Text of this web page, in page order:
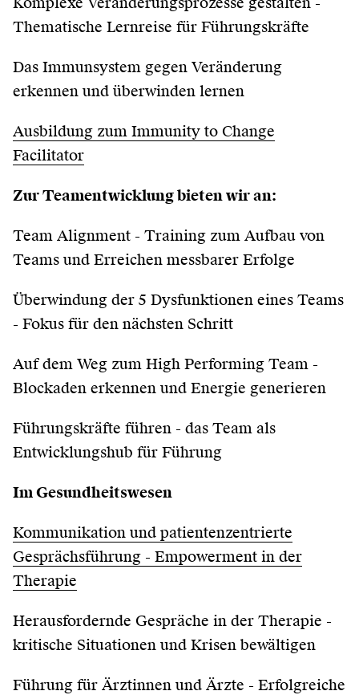
Thematische Lernreise für Führungskräfte
Das Immunsystem gegen Veränderung
erkennen und überwinden lernen
Ausbildung zum Immunity to Change
Facilitator
Zur Teamentwicklung bieten wir an:
Team Alignment - Training zum Aufbau von
Teams und Erreichen messbarer Erfolge
Überwindung der 5 Dysfunktionen eines Teams
- Fokus für den nächsten Schritt
Auf dem Weg zum High Performing Team -
Blockaden erkennen und Energie generieren
Führungskräfte führen - das Team als
Entwicklungshub für Führung
Im Gesundheitswesen
Kommunikation und patientenzentrierte
Gesprächsführung - Empowerment in der
Therapie
Herausfordernde Gespräche in der Therapie -
kritische Situationen und Krisen bewältigen
Führung für Ärztinnen und Ärzte - Erfolgreiche